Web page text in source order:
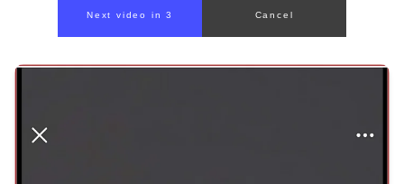
Next video in 1 Cancel